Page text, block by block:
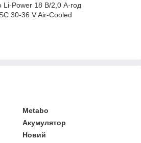
Power 18 В/2,0 А·год
30-36 V Air-Cooled
Metabo
Акумулятор
Новий